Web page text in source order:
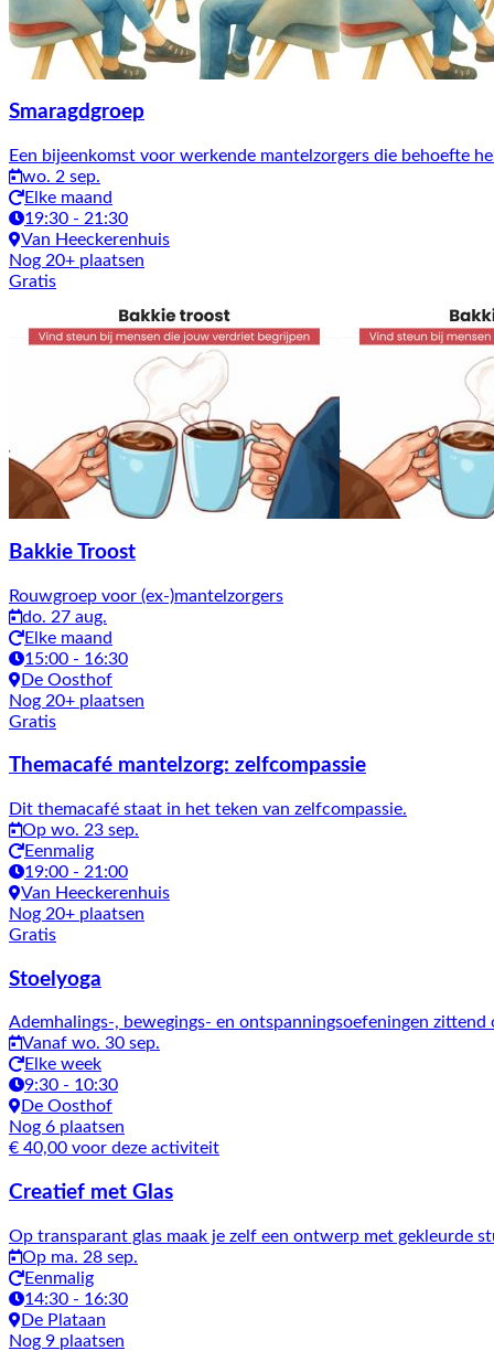
Smaragdgroep
Een bijeenkomst voor werkende mantelzorgers die behoefte
wo. 2 sep.
Elke maand
19:30 - 21:30
Van Heeckerenhuis
Nog 20+ plaatsen
Gratis
Bakkie Troost
Rouwgroep voor (ex-)mantelzorgers
do. 27 aug.
Elke maand
15:00 - 16:30
De Oosthof
Nog 20+ plaatsen
Gratis
Themacafé mantelzorg: zelfcompassie
Dit themacafé staat in het teken van zelfcompassie.
Op wo. 23 sep.
Eenmalig
19:00 - 21:00
Van Heeckerenhuis
Nog 20+ plaatsen
Gratis
Stoelyoga
Ademhalings-, bewegings- en ontspanningsoefeningen
Vanaf wo. 30 sep.
Elke week
9:30 - 10:30
De Oosthof
Nog 6 plaatsen
€ 40,00 voor deze activiteit
Creatief met Glas
Op transparant glas maak je zelf een ontwerp met gekleurde
Op ma. 28 sep.
Eenmalig
14:30 - 16:30
De Plataan
Nog 9 plaatsen